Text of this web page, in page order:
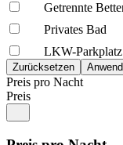
Getrennte
Privates Bad
LKW-Parkplatz
Preis pro Nacht
Preis